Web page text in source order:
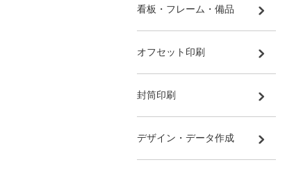
看板・フレーム・備品
オフセット印刷
封筒印刷
デザイン・データ作成